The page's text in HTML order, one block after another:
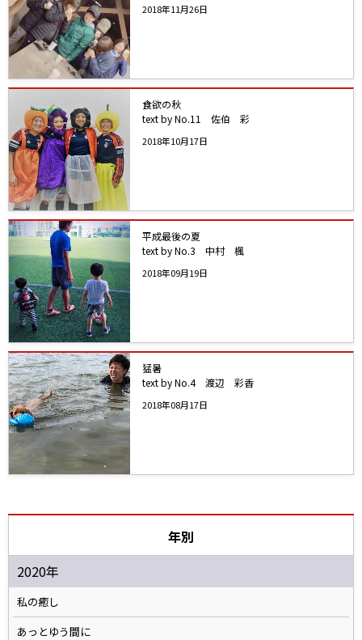
2018年11月26日
食欲の秋
text by No.11 佐伯 彩
2018年10月17日
平成最後の夏
text by No.3 中村 楓
2018年09月19日
猛暑
text by No.4 渡辺 彩香
2018年08月17日
年別
2020年
私の癒し
あっとゆう間に